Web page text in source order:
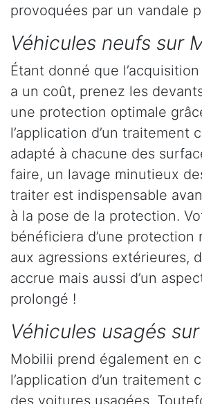
provoquées par un vandale
Véhicules neufs sur
Étant donné que
a un coût, prenez les
une protection optimale
l’application d’un traitement
adapté à chacune des
faire, un lavage minutieux
traiter est indispensable
à la pose de la protection.
bénéficiera d’une protection
aux agressions extérieures,
accrue mais aussi d’un
prolongé !
Véhicules usagés
Mobilii prend également en
l’application d’un traitement